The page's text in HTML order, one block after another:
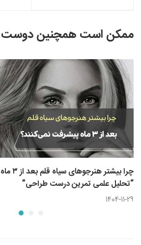
ممکن است همچنین دوست
چرا
“تحلیل علمی تمرین درست طراحی”
1404-11-29